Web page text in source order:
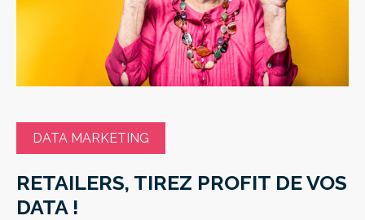
DATA MARKETING
RETAILERS, TIREZ PROFIT DE VOS
DATA !